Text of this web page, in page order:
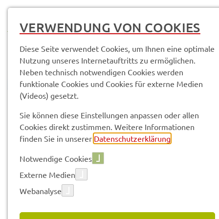
Vorle­sen
Bera­tungs­
sprech­stun­de
VERWENDUNG VON COOKIES
Diese Seite verwendet Cookies, um Ihnen eine optimale
Nutzung unseres Internetauftritts zu ermöglichen.
Neben technisch notwendigen Cookies werden
funktionale Cookies und Cookies für externe Medien
(Videos) gesetzt.
Sie können diese Einstellungen anpassen oder allen
Cookies direkt zustimmen. Weitere Informationen
finden Sie in unserer Datenschutzerklärung
Notwendige Cookies
Externe Medien
Webanalyse